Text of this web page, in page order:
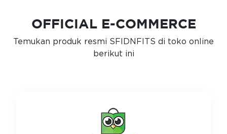
OFFICIAL E-COMMERCE
Temukan produk resmi SFIDNFITS di toko online
berikut ini